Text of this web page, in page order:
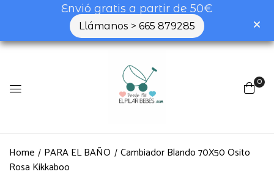
Envió gratis a partir de 50€
Llámanos > 665 879285
0
Home PARA EL BAÑO
Cambiador Blando 70X50 Osito
Rosa Kikkaboo